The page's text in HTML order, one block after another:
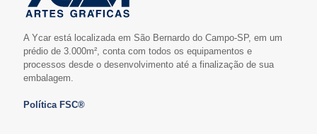
A Ycar está localizada em São Bernardo do Campo-SP, em um
prédio de 3.000m², conta com todos os equipamentos e
processos desde o desenvolvimento até a finalização de sua
embalagem.
Política FSC®